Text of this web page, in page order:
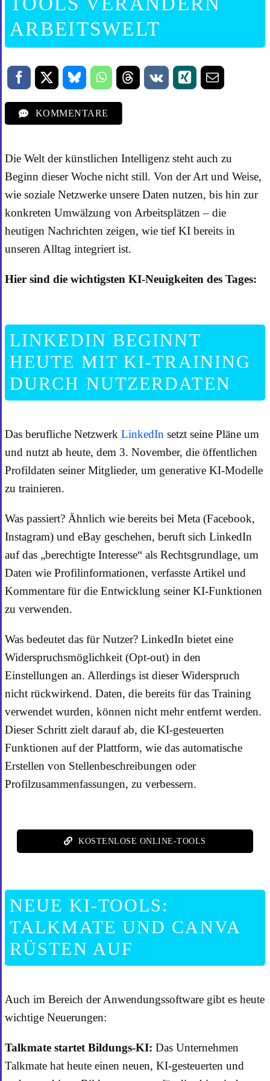
ARBEITSWELT
KOMMENTARE
Die Welt der künstlichen Intelligenz steht auch zu
Beginn dieser Woche nicht still. Von der Art und Weise,
wie soziale Netzwerke unsere Daten nutzen, bis hin zur
konkreten Umwälzung von Arbeitsplätzen – die
heutigen Nachrichten zeigen, wie tief KI bereits in
unseren Alltag integriert ist.
Hier sind die wichtigsten KI-Neuigkeiten des Tages:
LINKEDIN BEGINNT
HEUTE MIT KI-TRAINING
DURCH NUTZERDATEN
Das berufliche Netzwerk LinkedIn setzt seine Pläne um
und nutzt ab heute, dem 3. November, die öffentlichen
Profildaten seiner Mitglieder, um generative KI-Modelle
zu trainieren.
Was passiert? Ähnlich wie bereits bei Meta (Facebook,
Instagram) und eBay geschehen, beruft sich LinkedIn
auf das „berechtigte Interesse“ als Rechtsgrundlage, um
Daten wie Profilinformationen, verfasste Artikel und
Kommentare für die Entwicklung seiner KI-Funktionen
zu verwenden.
Was bedeutet das für Nutzer? LinkedIn bietet eine
Widerspruchsmöglichkeit (Opt-out) in den
Einstellungen an. Allerdings ist dieser Widerspruch
nicht rückwirkend. Daten, die bereits für das Training
verwendet wurden, können nicht mehr entfernt werden.
Dieser Schritt zielt darauf ab, die KI-gesteuerten
Funktionen auf der Plattform, wie das automatische
Erstellen von Stellenbeschreibungen oder
Profilzusammenfassungen, zu verbessern.
KOSTENLOSE ONLINE-TOOLS
NEUE KI-TOOLS:
TALKMATE UND CANVA
RÜSTEN AUF
Auch im Bereich der Anwendungssoftware gibt es heute
wichtige Neuerungen:
Talkmate startet Bildungs-KI: Das Unternehmen
Talkmate hat heute einen neuen, KI-gesteuerten und